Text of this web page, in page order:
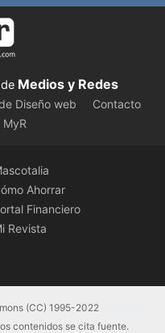
Medios y Redes
Diseño web
Contacto
Ahorrar
Financiero
Revista
(CC) 1995-2022
contenidos se cita fuente.